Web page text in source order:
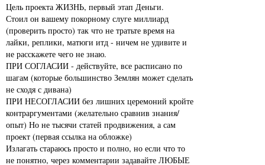
Цель проекта ЖИЗНЬ, первый этап Деньги.
Стоил он вашему покорному слуге миллиард
(проверить просто) так что не тратьте время на
лайки, реплики, матюги итд - ничем не удивите и
не расскажете чего не знаю.
ПРИ СОГЛАСИИ - действуйте, все расписано по
шагам (которые большинство Землян может сделать
не сходя с дивана)
ПРИ НЕСОГЛАСИИ без лишних церемоний кройте
контраргументами (желательно сравнив знания/
опыт) Но не тысячи статей продвижения, а сам
проект (первая ссылка на обложке)
Излагать стараюсь просто и полно, но если что то
не понятно, через комментарии задавайте ЛЮБЫЕ